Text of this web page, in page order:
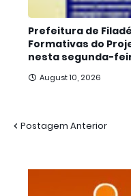
Prefeitura de
Formativas do
nesta segunda-
August 10, 2026
Postagem Anterior